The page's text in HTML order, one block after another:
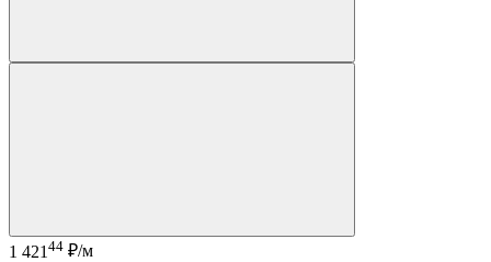
1 421 44 ₽/м